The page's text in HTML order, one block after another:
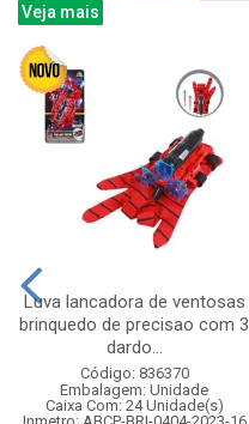
Veja mais
Luva lancadora de ventosas
brinquedo de precisao com 3
dardo...
Código: 836370
Embalagem: Unidade
Caixa Com: 24 Unidade(s)